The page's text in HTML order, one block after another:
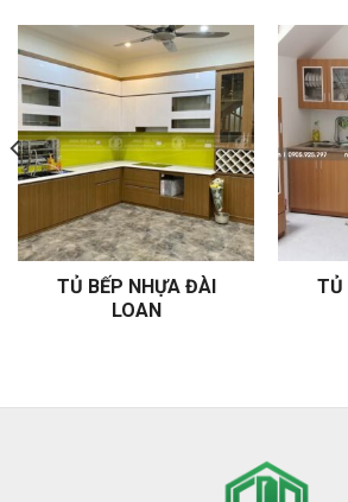
TỦ BẾP NHỰA ĐÀI
LOAN
TỦ